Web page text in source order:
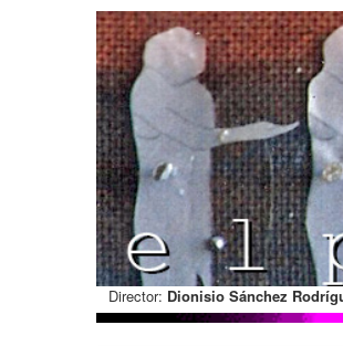
Director: Dionisio Sánchez